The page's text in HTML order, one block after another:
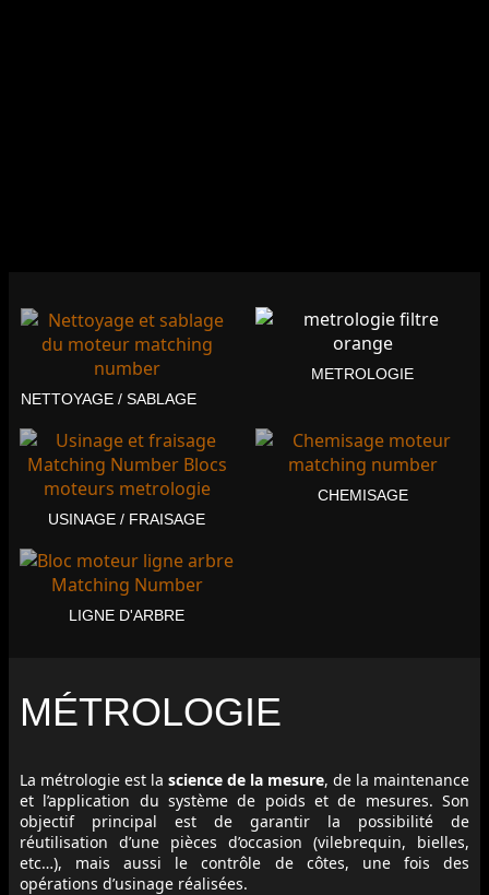
NETTOYAGE / SABLAGE
METROLOGIE
USINAGE / FRAISAGE
CHEMISAGE
LIGNE D'ARBRE
MÉTROLOGIE
La métrologie est la science de la mesure, de la maintenance
et l’application du système de poids et de mesures. Son
objectif principal est de garantir la possibilité de
réutilisation d’une pièces d’occasion (vilebrequin, bielles,
etc…), mais aussi le contrôle de côtes, une fois des
opérations d’usinage réalisées.